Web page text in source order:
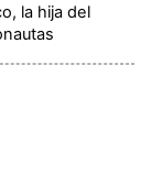
la hija del